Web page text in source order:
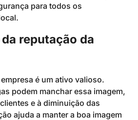
para todos os
reputação da
é um ativo valioso.
podem manchar essa imagem,
e à diminuição das
ajuda a manter a boa imagem